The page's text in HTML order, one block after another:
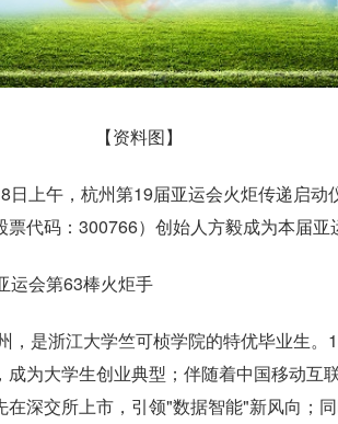
【资料图】
日上午，杭州第19届亚运会火炬传递启动
代码：300766）创始人方毅成为本届亚
运会第63棒火炬手
，是浙江大学竺可桢学院的特优毕业生。
为大学生创业典型；伴随着中国移动互
深交所上市，引领"数据智能"新风向；